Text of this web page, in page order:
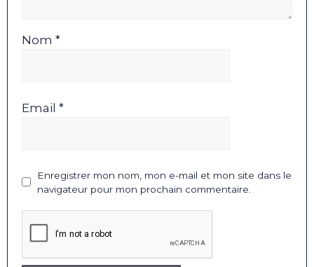
Nom *
Email *
Enregistrer mon nom, mon e-mail et mon site dans le
navigateur pour mon prochain commentaire.